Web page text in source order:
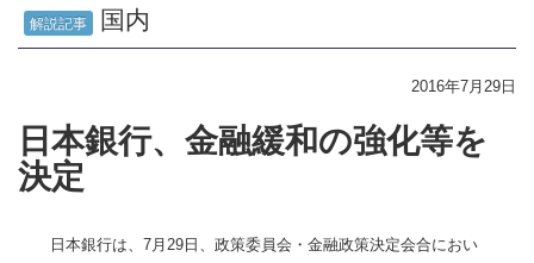
解説記事 国内
2016年7月29日
日本銀行、金融緩和の強化等を
決定
日本銀行は、7月29日、政策委員会・金融政策決定会合におい